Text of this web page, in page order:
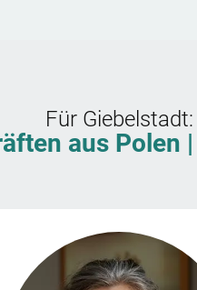
Für Giebelstadt:
aus Polen